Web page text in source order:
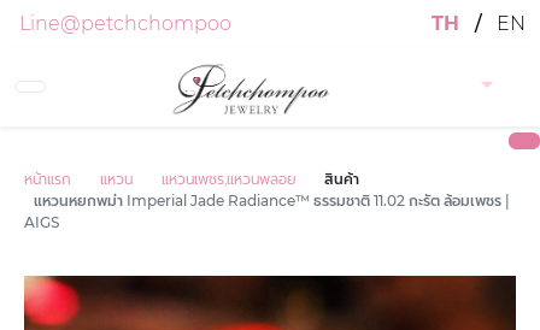
Line@petchchompoo TH / EN
หน้าแรก แหวน แหวนเพชร,แหวนพลอย
สินค้า
แหวนหยกพม่า Imperial Jade Radiance™ ธรรมชาติ 11.02 กะรัต ล้อมเพชร |
AIGS